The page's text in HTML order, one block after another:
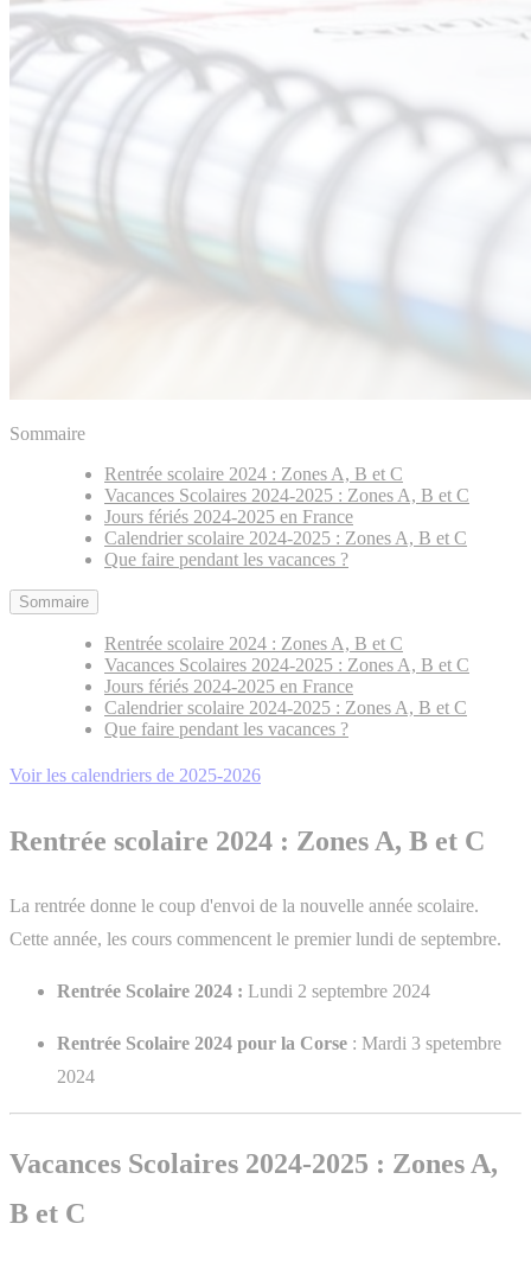
Sommaire
Rentrée scolaire 2024 : Zones A, B et C
Vacances Scolaires 2024-2025 : Zones A, B et C
Jours fériés 2024-2025 en France
Calendrier scolaire 2024-2025 : Zones A, B et C
Que faire pendant les vacances ?
Sommaire
Rentrée scolaire 2024 : Zones A, B et C
Vacances Scolaires 2024-2025 : Zones A, B et C
Jours fériés 2024-2025 en France
Calendrier scolaire 2024-2025 : Zones A, B et C
Que faire pendant les vacances ?
Voir les calendriers de 2025-2026
Rentrée scolaire 2024 : Zones A, B et C
La rentrée donne le coup d'envoi de la nouvelle année scolaire.
Cette année, les cours commencent le premier lundi de septembre.
Rentrée Scolaire 2024 : Lundi 2 septembre 2024
Rentrée Scolaire 2024 pour la Corse : Mardi 3 spetembre
2024
Vacances Scolaires 2024-2025 : Zones A,
B et C